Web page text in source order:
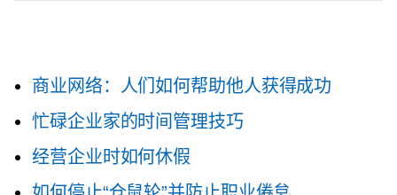
商业网络：人们如何帮助他人获得成功
忙碌企业家的时间管理技巧
经营企业时如何休假